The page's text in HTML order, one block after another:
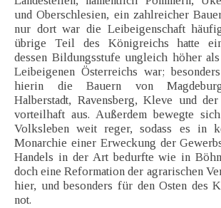
und Oberschlesien, ein zahlreicher
nur dort war die Leibeigenschaft
übrige Teil des Königreichs hatte
dessen Bildungsstufe ungleich höher
Leibeigenen Österreichs war;
hierin die Bauern von
Halberstadt, Ravensberg, Kleve und
vorteilhaft aus. Außerdem bewegte
Volksleben weit reger, sodass es in
Monarchie einer Erweckung der
Handels in der Art bedurfte wie in
doch eine Reformation der agrarischen
hier, und besonders für den Osten des
not.